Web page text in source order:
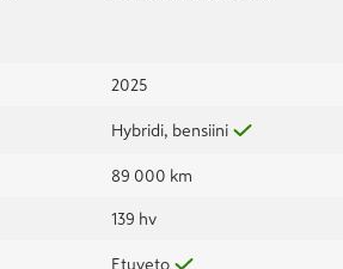
2025
Hybridi, bensiini
89 000 km
139 hv
Etuveto